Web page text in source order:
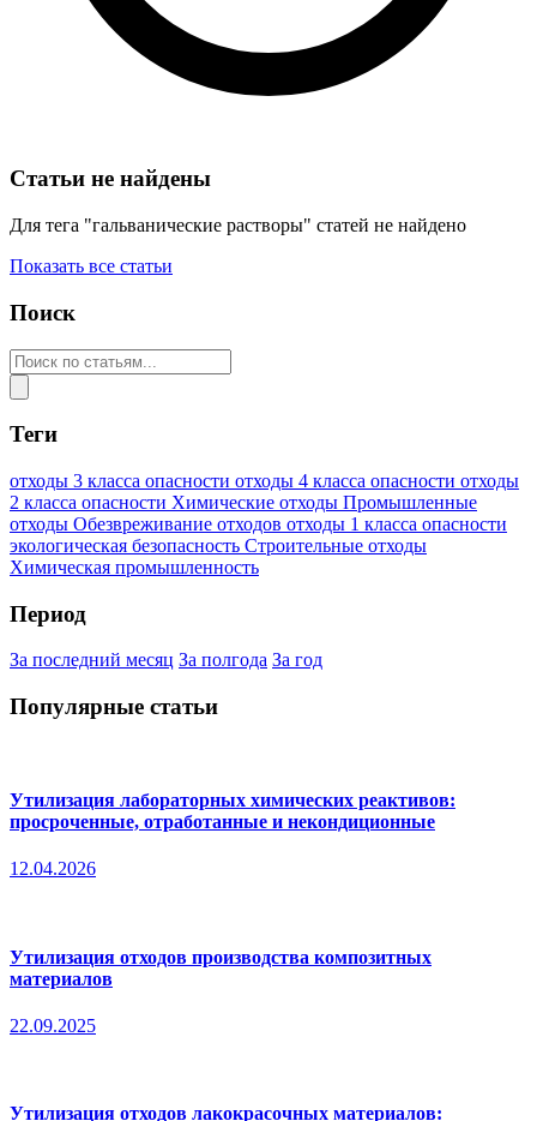
Статьи не найдены
Для тега "гальванические растворы" статей не найдено
Показать все статьи
Поиск
Теги
отходы 3 класса опасности отходы 4 класса опасности отходы
2 класса опасности Химические отходы Промышленные
отходы Обезвреживание отходов отходы 1 класса опасности
экологическая безопасность Строительные отходы
Химическая промышленность
Период
За последний месяц За полгода За год
Популярные статьи
Утилизация лабораторных химических реактивов:
просроченные, отработанные и некондиционные
12.04.2026
Утилизация отходов производства композитных
материалов
22.09.2025
Утилизация отходов лакокрасочных материалов: